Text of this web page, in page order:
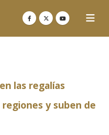
las regalías
y suben de